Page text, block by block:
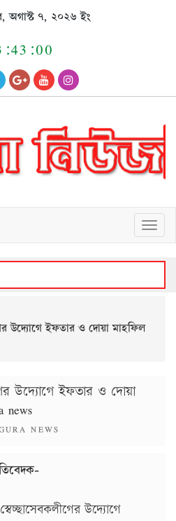
অগাস্ট ৭, ২০২৬ ইং
T
o
g
g
l
a
t
উদ্যোগে ইফতার ও দোয়া মাহফিল
উদ্যোগে ইফতার ও দোয়া
news
NEWS
উদ্যোগে